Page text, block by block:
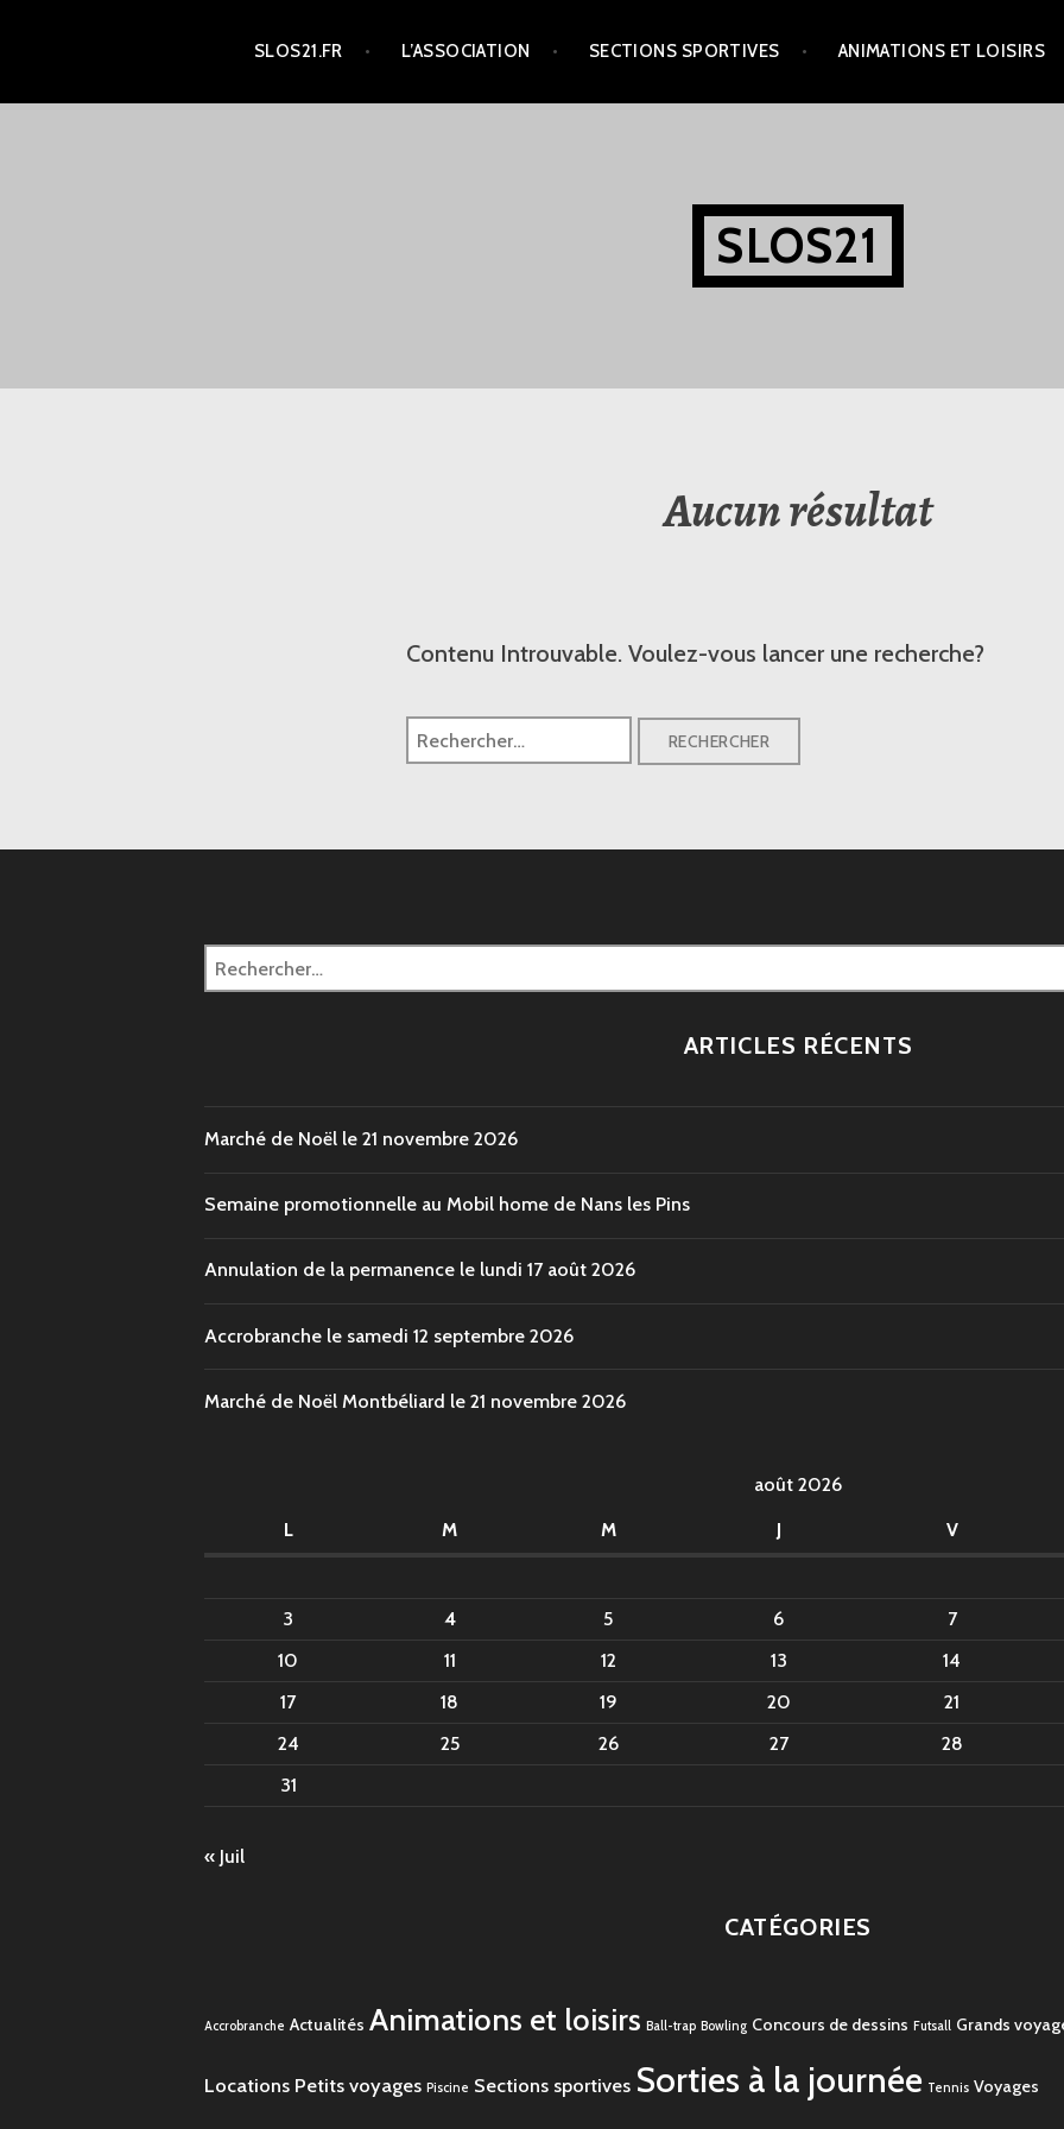
contenu
SLOS21.FR L’ASSOCIATION SECTIONS SPORTIVES ANIMATIONS ET LOISIRS
SLOS21
Aucun résultat
Contenu Introuvable. Voulez-vous lancer une recherche?
Rechercher :
Rechercher :
ARTICLES RÉCENTS
Marché de Noël le 21 novembre 2026
Semaine promotionnelle au Mobil home de Nans les Pins
Annulation de la permanence le lundi 17 août 2026
Accrobranche le samedi 12 septembre 2026
Marché de Noël Montbéliard le 21 novembre 2026
août 2026
L
M M J V
3
4 5 6 7
10
11 12 13 14
17
18 19 20 21
24
25 26 27 28
31
« Juil
CATÉGORIES
Accrobranche Actualités Animations et loisirs Ball-trap Bowling Concours de dessins Futsall Grands
Locations Petits voyages Piscine Sections sportives Sorties à la journée Tennis Voyages